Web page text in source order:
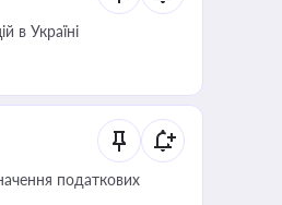
в Україні
податкових